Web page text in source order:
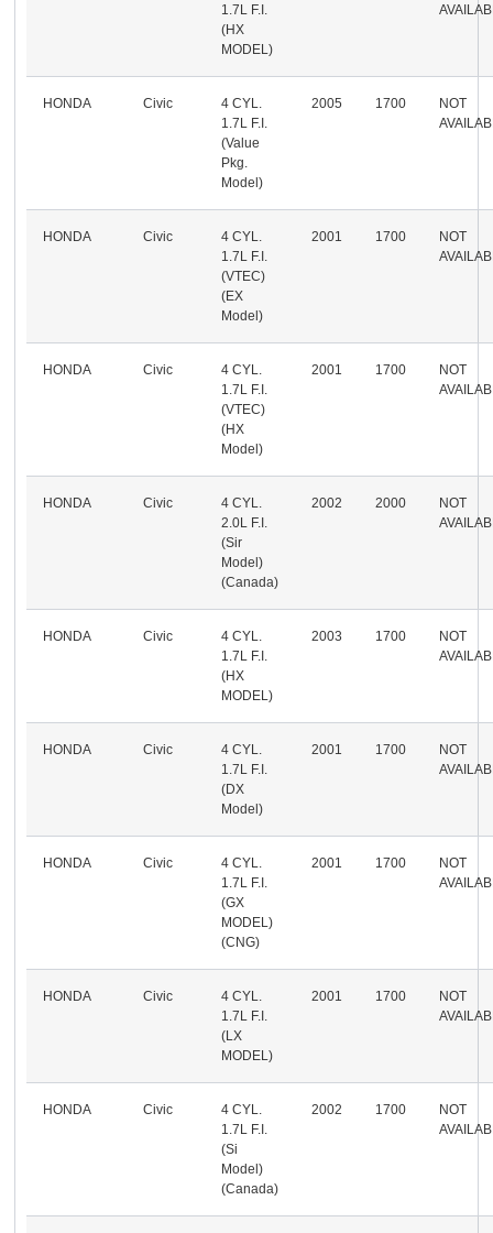
1.7L F.I.
(HX
MODEL)
HONDA Civic
4 CYL.
1.7L F.I.
(Value
Pkg.
Model)
2005 1700
NOT
HONDA Civic
4 CYL.
1.7L F.I.
(VTEC)
(EX
Model)
2001 1700
NOT
HONDA Civic
4 CYL.
1.7L F.I.
(VTEC)
(HX
Model)
2001 1700
NOT
HONDA Civic
4 CYL.
2.0L F.I.
(Sir
Model)
(Canada)
2002 2000
NOT
HONDA Civic
4 CYL.
1.7L F.I.
(HX
MODEL)
2003 1700
NOT
HONDA Civic
4 CYL.
1.7L F.I.
(DX
Model)
2001 1700
NOT
HONDA Civic
4 CYL.
1.7L F.I.
(GX
MODEL)
(CNG)
2001 1700
NOT
HONDA Civic
4 CYL.
1.7L F.I.
(LX
MODEL)
2001 1700
NOT
HONDA Civic
4 CYL.
1.7L F.I.
(Si
Model)
(Canada)
2002 1700
NOT